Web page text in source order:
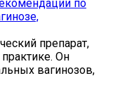
по
препарат,
Он
вагинозов,